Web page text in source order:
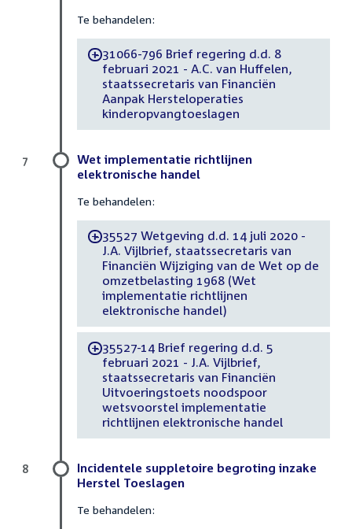
Te behandelen:
-31066-796 Brief regering d.d. 8
februari 2021 - A.C. van Huffelen,
staatssecretaris van Financiën
Aanpak Hersteloperaties
kinderopvangtoeslagen
Wet implementatie richtlijnen
elektronische handel
Te behandelen:
-35527 Wetgeving d.d. 14 juli 2020 -
J.A. Vijlbrief, staatssecretaris van
Financiën Wijziging van de Wet op de
omzetbelasting 1968 (Wet
implementatie richtlijnen
elektronische handel)
-35527-14 Brief regering d.d. 5
februari 2021 - J.A. Vijlbrief,
staatssecretaris van Financiën
Uitvoeringstoets noodspoor
wetsvoorstel implementatie
richtlijnen elektronische handel
7
Incidentele suppletoire begroting inzake
Herstel Toeslagen
Te behandelen:
8